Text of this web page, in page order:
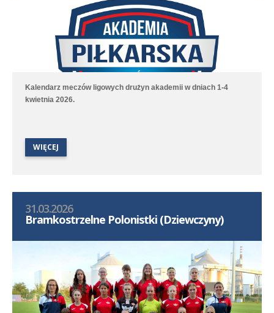
Kalendarz meczów ligowych drużyn akademii w dniach 1-4
kwietnia 2026.
WIĘCEJ
31.03.2026
Bramkostrzelne Polonistki (Dziewczyny)